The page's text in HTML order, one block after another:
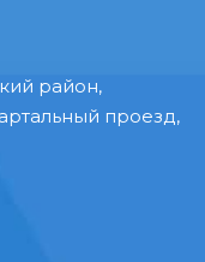
район,
проезд,